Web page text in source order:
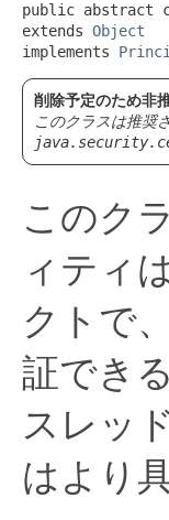
public abstract
extends Object
implements
削除予定のため非
このクラスは推奨
このク
ィティ
クトで
証でき
スレッ
はより